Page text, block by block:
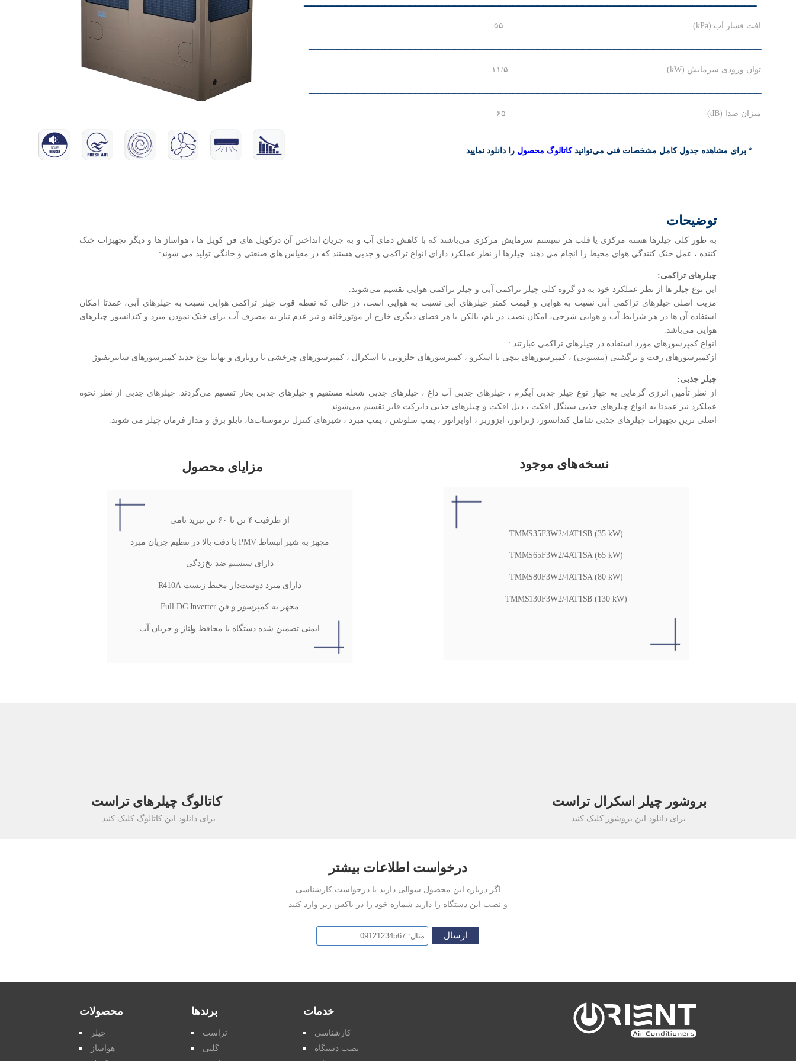
ـــــــــــــــــــــــــــــــــــــــــــــــــــــــــــــــــــــــــــــــــــــــــــــــــــــــــــــــــــــــــــــــــــــــــــــــــــــــــــــــــــــــــــــــــــــــــــــــ
افت فشار آب (kPa) ۵۵
ـــــــــــــــــــــــــــــــــــــــــــــــــــــــــــــــــــــــــــــــــــــــــــــــــــــــــــــــــــــــــــــــــــــــــــــــــــــــــــــــــــــــــــــــــــــــــــــــ
توان ورودی سرمایش (kW) ۱۱/۵
ـــــــــــــــــــــــــــــــــــــــــــــــــــــــــــــــــــــــــــــــــــــــــــــــــــــــــــــــــــــــــــــــــــــــــــــــــــــــــــــــــــــــــــــــــــــــــــــــ
میزان صدا (dB) ۶۵
* برای مشاهده جدول کامل مشخصات فنی می‌توانیدکاتالوگ محصول را دانلود نمایید
توضیحات
به طور کلی چیلرها هسته مرکزی یا قلب هر سیستم سرمایش مرکزی می‌باشند که با کاهش دمای آب و به جریان انداختن آن درکویل های فن کویل ها ، هواساز ها و دیگر تجهیزات خنک
کننده ، عمل خنک کنندگی هوای محیط را انجام می دهند. چیلرها از نظر عملکرد دارای انواع تراکمی و جذبی هستند که در مقیاس های صنعتی و خانگی تولید می شوند:
چیلرهای تراکمی:
این نوع چیلر ها از نظر عملکرد خود به دو گروه کلی چیلر تراکمی آبی و چیلر تراکمی هوایی تقسیم می‌شوند.
مزیت اصلی چیلرهای تراکمی آبی نسبت به هوایی و قیمت کمتر چیلرهای آبی نسبت به هوایی است، در حالی که نقطه قوت چیلر تراکمی هوایی نسبت به چیلرهای آبی، عمدتا امکان
استفاده آن ها در هر شرایط آب و هوایی شرجی، امکان نصب در بام، بالکن یا هر فضای دیگری خارج از موتورخانه و نیز عدم نیاز به مصرف آب برای خنک نمودن مبرد و کندانسور چیلرهای
هوایی می‌باشد.
انواع کمپرسورهای مورد استفاده در چیلرهای تراکمی عبارتند :
ازکمپرسورهای رفت و برگشتی (پیستونی) ، کمپرسورهای پیچی یا اسکرو ، کمپرسورهای حلزونی یا اسکرال ، کمپرسورهای چرخشی یا روتاری و نهایتا نوع جدید کمپرسورهای سانتریفیوژ
چیلر جذبی:
از نظر تأمین انرژی گرمایی به چهار نوع چیلر جذبی آبگرم ، چیلرهای جذبی آب داغ ، چیلرهای جذبی شعله مستقیم و چیلرهای جذبی بخار تقسیم می‌گردند. چیلرهای جذبی از نظر نحوه
عملکرد نیز عمدتا به انواع چیلرهای جذبی سینگل افکت ، دبل افکت و چیلرهای جذبی دایرکت فایر تقسیم می‌شوند.
اصلی ترین تجهیزات چیلرهای جذبی شامل کندانسور، ژنراتور، ابزوربر ، اواپراتور ، پمپ سلوشن ، پمپ مبرد ، شیرهای کنترل ترموستات‌ها، تابلو برق و مدار فرمان چیلر می شوند.
مزایای محصول
از ظرفیت ۴ تن تا ۶۰ تن تبرید نامی
مجهز به شیر انبساط PMV با دقت بالا در تنظیم جریان مبرد
دارای سیستم ضد یخ‌زدگی
دارای مبرد دوست‌دار محیط زیست R410A
مجهز به کمپرسور و فن Full DC Inverter
ایمنی تضمین شده دستگاه با محافظ ولتاژ و جریان آب
نسخه‌های موجود
TMMS35F3W2/4AT1SB (35 kW)
TMMS65F3W2/4AT1SA (65 kW)
TMMS80F3W2/4AT1SA (80 kW)
TMMS130F3W2/4AT1SB (130 kW)
کاتالوگ چیلرهای تراست
برای دانلود این کاتالوگ کلیک کنید
بروشور چیلر اسکرال تراست
برای دانلود این بروشور کلیک کنید
درخواست اطلاعات بیشتر
اگر درباره این محصول سوالی دارید یا درخواست کارشناسی
و نصب این دستگاه را دارید شماره خود را در باکس زیر وارد کنید
ارسال
محصولات
چیلر
هواساز
برندها
تراست
گلتی
خدمات
کارشناسی
نصب دستگاه